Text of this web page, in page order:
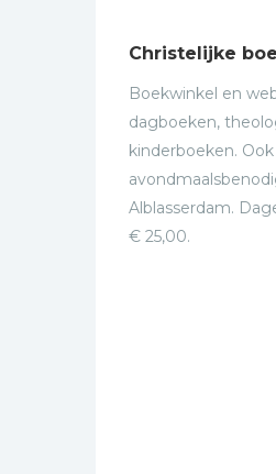
Christelijke
Boekwinkel en
dagboeken,
kinderboeken.
Alblasserdam.
€ 25,00.